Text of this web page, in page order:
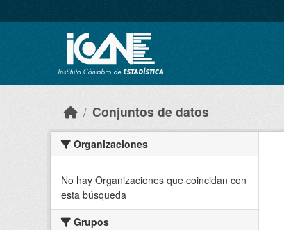
Conjuntos de datos
Organizaciones
No hay Organizaciones que coincidan con
esta búsqueda
Grupos